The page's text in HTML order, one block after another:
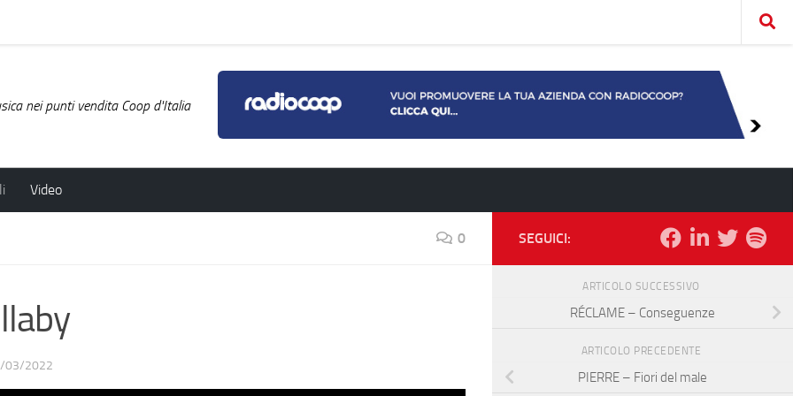
nei punti vendita Coop d'Italia
Video
0
03/2022
SEGUICI:
ARTICOLO SUCCESSIVO
RÉCLAME – Conseguenze
ARTICOLO PRECEDENTE
PIERRE – Fiori del male